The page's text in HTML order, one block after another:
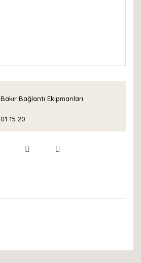
Bakır Bağlantı Ekipmanları
01 15 20